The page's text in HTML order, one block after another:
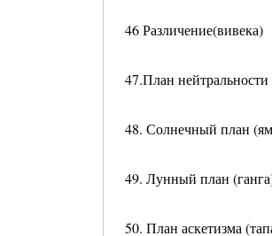
46 Различение(вивека)
47.План нейтральности
48. Солнечный план
49. Лунный план
50. План аскетизма